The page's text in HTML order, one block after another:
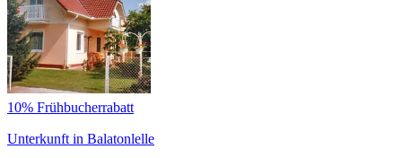
10% Frühbucherrabatt
Unterkunft in Balatonlelle